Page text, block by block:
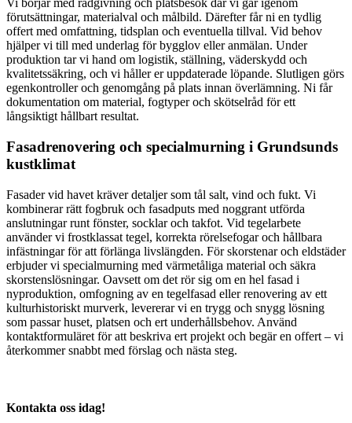
Vi börjar med rådgivning och platsbesök där vi går igenom
förutsättningar, materialval och målbild. Därefter får ni en tydlig
offert med omfattning, tidsplan och eventuella tillval. Vid behov
hjälper vi till med underlag för bygglov eller anmälan. Under
produktion tar vi hand om logistik, ställning, väderskydd och
kvalitetssäkring, och vi håller er uppdaterade löpande. Slutligen görs
egenkontroller och genomgång på plats innan överlämning. Ni får
dokumentation om material, fogtyper och skötselråd för ett
långsiktigt hållbart resultat.
Fasadrenovering och specialmurning i Grundsunds
kustklimat
Fasader vid havet kräver detaljer som tål salt, vind och fukt. Vi
kombinerar rätt fogbruk och fasadputs med noggrant utförda
anslutningar runt fönster, socklar och takfot. Vid tegelarbete
använder vi frostklassat tegel, korrekta rörelsefogar och hållbara
infästningar för att förlänga livslängden. För skorstenar och eldstäder
erbjuder vi specialmurning med värmetåliga material och säkra
skorstenslösningar. Oavsett om det rör sig om en hel fasad i
nyproduktion, omfogning av en tegelfasad eller renovering av ett
kulturhistoriskt murverk, levererar vi en trygg och snygg lösning
som passar huset, platsen och ert underhållsbehov. Använd
kontaktformuläret för att beskriva ert projekt och begär en offert – vi
återkommer snabbt med förslag och nästa steg.
Kontakta oss idag!